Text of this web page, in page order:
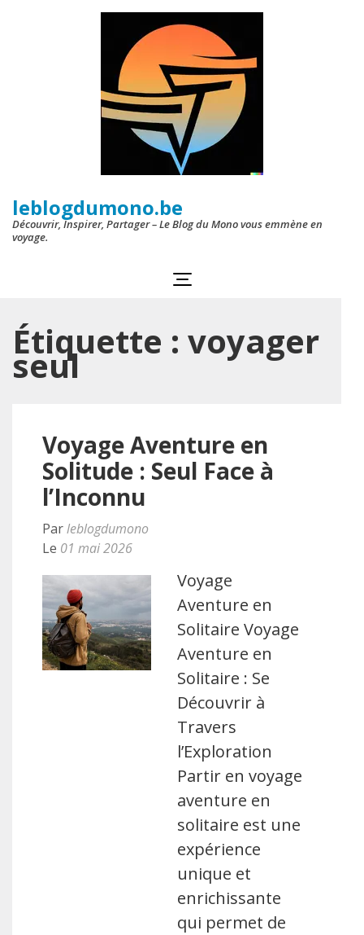
leblogdumono.be
Découvrir, Inspirer, Partager – Le Blog du Mono vous emmène en
voyage.
Étiquette : voyager
seul
Voyage Aventure en
Solitude : Seul Face à
l’Inconnu
Parleblogdumono
Le 01 mai 2026
Voyage
Aventure en
Solitaire Voyage
Aventure en
Solitaire : Se
Découvrir à
Travers
l’Exploration
Partir en voyage
aventure en
solitaire est une
expérience
unique et
enrichissante
qui permet de